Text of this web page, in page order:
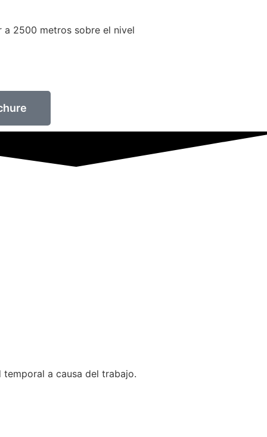
2500 metros sobre el nivel
a causa del trabajo.